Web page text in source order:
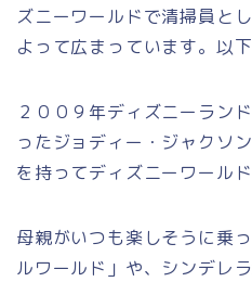
ズニーワールドで清掃員と
よって広まっています。以
２００９年ディズニーラン
ったジョディー・ジャクソ
を持ってディズニーワール
母親がいつも楽しそうに乗
ルワールド」や、シンデレ